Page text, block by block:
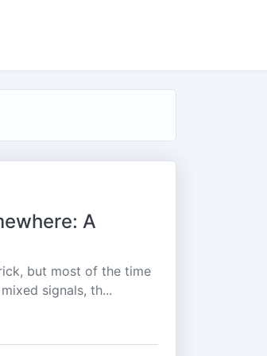
A
but most of the time
signals, th...